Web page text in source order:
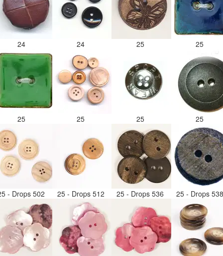
24 24 25 25
25 25 25 25
- Drops 502 25 - Drops 512 25 - Drops 536 25 - Drops